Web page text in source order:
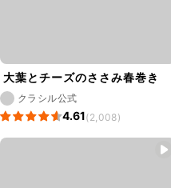
大葉とチーズのささみ春巻き
クラシル公式
4.61(2,008)